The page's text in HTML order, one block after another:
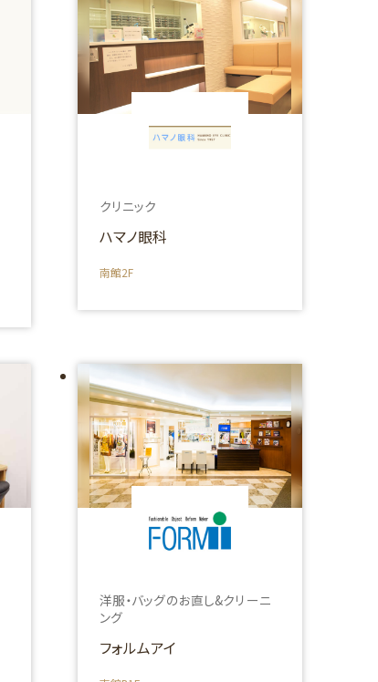
クリニック
ハマノ眼科
南館2F
洋服・バッグのお直し&クリーニ
ング
フォルムアイ